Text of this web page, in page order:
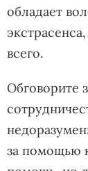
обладает
всего.
Обговорите
за помощью